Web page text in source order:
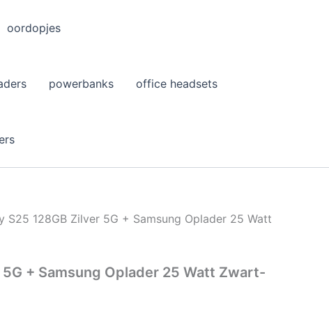
oordopjes
powerbanks office headsets
S25 128GB Zilver 5G + Samsung Oplader 25 Watt
+ Samsung Oplader 25 Watt Zwart-